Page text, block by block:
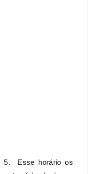
5. Esse horário os